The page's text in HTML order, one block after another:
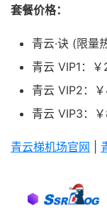
套餐价格：
青云·诀 (限量
青云 VIP1：￥
青云 VIP2：
青云 VIP3：
青云梯机场官网